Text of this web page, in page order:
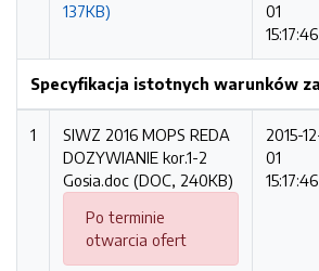
137KB)
01
15:17:46
Specyfikacja istotnych warunków
1
SIWZ 2016 MOPS REDA
DOZYWIANIE kor.1-2
Gosia.doc (DOC, 240KB)
Po terminie
otwarcia ofert
2015-
01
15:17:46